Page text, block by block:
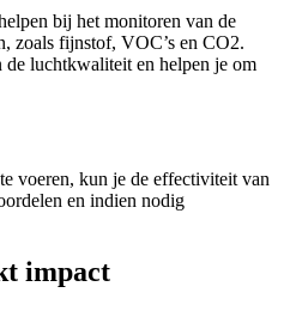
bij het monitoren van de
zoals fijnstof, VOC’s en CO2.
de luchtkwaliteit en helpen je om
voeren, kun je de effectiviteit van
en indien nodig
impact